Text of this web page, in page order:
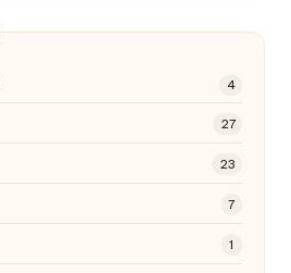
4
27
23
7
1